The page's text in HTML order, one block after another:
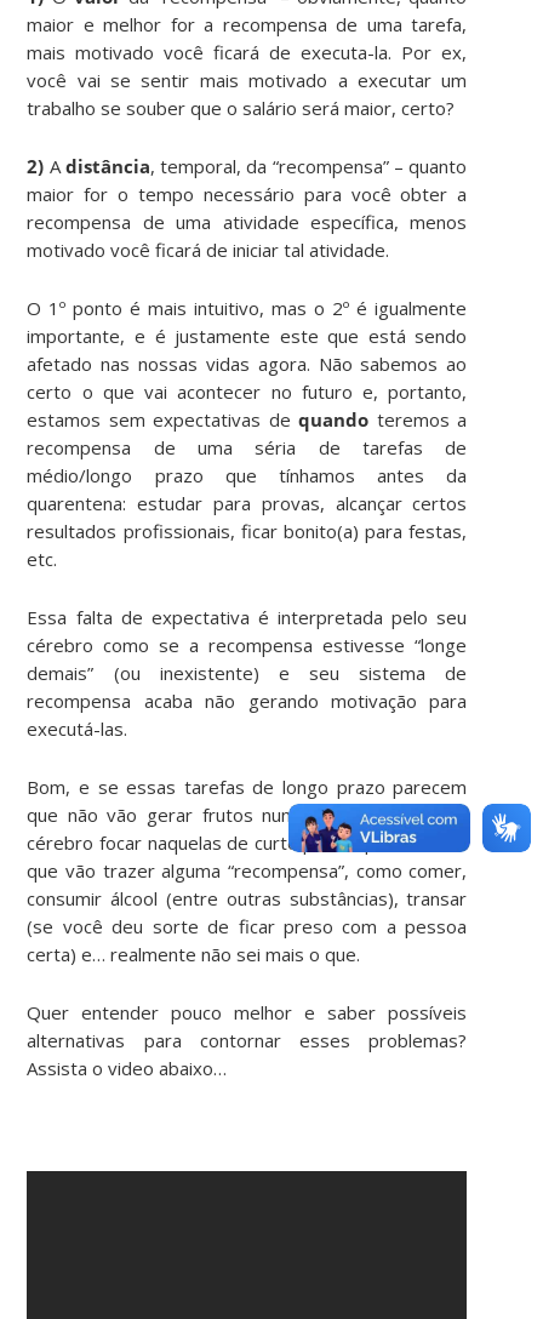
maior e melhor for a recompensa de uma tarefa,
mais motivado você ficará de executa-la. Por ex,
você vai se sentir mais motivado a executar um
trabalho se souber que o salário será maior, certo?
2) A distância, temporal, da “recompensa” – quanto
maior for o tempo necessário para você obter a
recompensa de uma atividade específica, menos
motivado você ficará de iniciar tal atividade.
O 1º ponto é mais intuitivo, mas o 2º é igualmente
importante, e é justamente este que está sendo
afetado nas nossas vidas agora. Não sabemos ao
certo o que vai acontecer no futuro e, portanto,
estamos sem expectativas dequando teremos a
recompensa de uma séria de tarefas de
médio/longo prazo que tínhamos antes da
quarentena: estudar para provas, alcançar certos
resultados profissionais, ficar bonito(a) para festas,
etc.
Essa falta de expectativa é interpretada pelo seu
cérebro como se a recompensa estivesse “longe
demais” (ou inexistente) e seu sistema de
recompensa acaba não gerando motivação para
executá-las.
Bom, e se essas tarefas de longo prazo parecem
que não vão gerar frutos nunca, só resta ao seu
cérebro focar naquelas de curto prazo que ele sabe
que vão trazer alguma “recompensa”, como comer,
consumir álcool (entre outras substâncias), transar
(se você deu sorte de ficar preso com a pessoa
certa) e… realmente não sei mais o que.
Quer entender pouco melhor e saber possíveis
alternativas para contornar esses problemas?
Assista o video abaixo…